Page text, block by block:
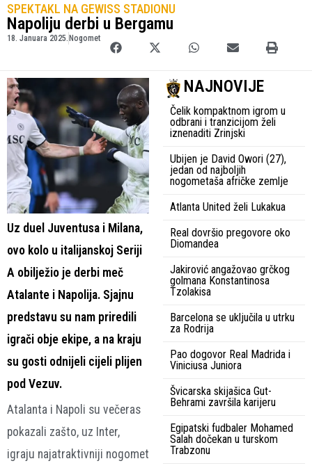
SPEKTAKL NA GEWISS STADIONU
Napoliju derbi u Bergamu
18. Januara 2025. Nogomet
Uz duel Juventusa i Milana,
ovo kolo u italijanskoj Seriji
A obilježio je derbi meč
Atalante i Napolija. Sjajnu
predstavu su nam priredili
igrači obje ekipe, a na kraju
su gosti odnijeli cijeli plijen
pod Vezuv.
Atalanta i Napoli su večeras
pokazali zašto, uz Inter,
igraju najatraktivniji nogomet
NAJNOVIJE
Čelik kompaktnom igrom u
odbrani i tranzicijom želi
iznenaditi Zrinjski
Ubijen je David Owori (27),
jedan od najboljih
nogometaša afričke zemlje
Atlanta United želi Lukakua
Real dovršio pregovore oko
Diomandea
Jakirović angažovao grčkog
golmana Konstantinosa
Tzolakisa
Barcelona se uključila u utrku
za Rodrija
Pao dogovor Real Madrida i
Viniciusa Juniora
Švicarska skijašica Gut-
Behrami završila karijeru
Egipatski fudbaler Mohamed
Salah dočekan u turskom
Trabzonu